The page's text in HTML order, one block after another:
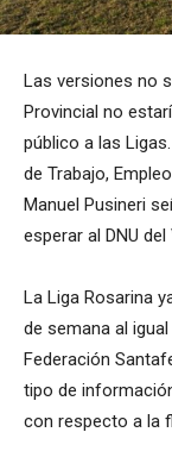
Las versiones no
Provincial no
público a las
de Trabajo,
Manuel Pusineri
esperar al DNU
La Liga Rosarina
de semana al
Federación
tipo de
con respecto a la